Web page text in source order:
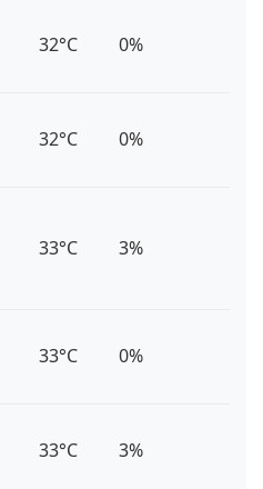
32°C 0%
32°C 0%
33°C 3%
33°C 0%
33°C 3%